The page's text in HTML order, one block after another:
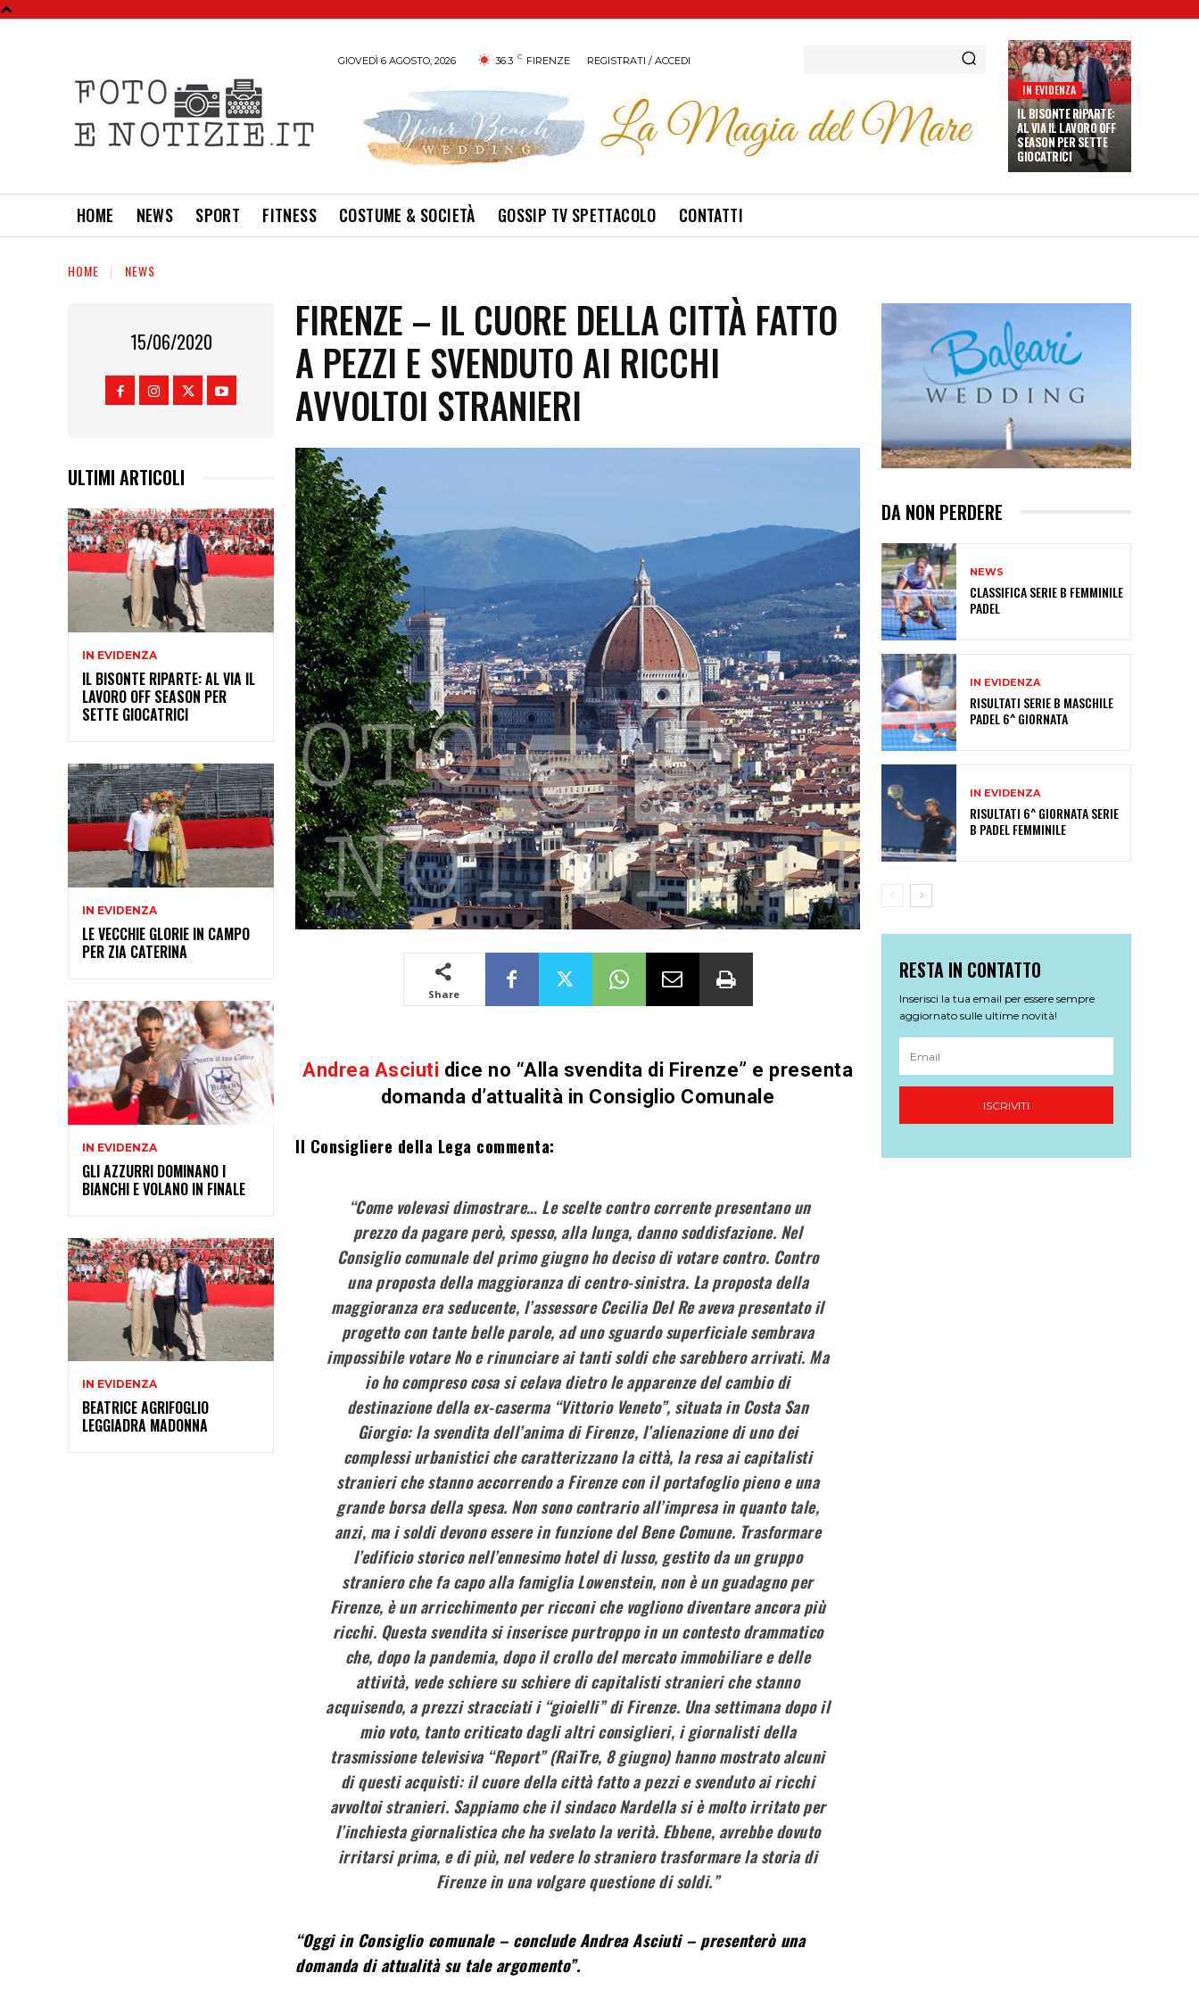
GIOVEDÌ 6 AGOSTO, 2026 36.3 C FIRENZE REGISTRATI / ACCEDI
IN EVIDENZA
IL BISONTE RIPARTE:
AL VIA IL LAVORO OFF
SEASON PER SETTE
GIOCATRICI
HOME NEWS SPORT FITNESS COSTUME & SOCIETÀ GOSSIP TV SPETTACOLO CONTATTI
HOME NEWS
15/06/2020
ULTIMI ARTICOLI
IN EVIDENZA
IL BISONTE RIPARTE: AL VIA IL
LAVORO OFF SEASON PER
SETTE GIOCATRICI
IN EVIDENZA
LE VECCHIE GLORIE IN CAMPO
PER ZIA CATERINA
IN EVIDENZA
GLI AZZURRI DOMINANO I
BIANCHI E VOLANO IN FINALE
IN EVIDENZA
BEATRICE AGRIFOGLIO
LEGGIADRA MADONNA
FIRENZE – IL CUORE DELLA CITTÀ FATTO
A PEZZI E SVENDUTO AI RICCHI
AVVOLTOI STRANIERI
Share
Andrea Asciuti dice no “Alla svendita di Firenze” e presenta
domanda d’attualità in Consiglio Comunale
Il Consigliere della Lega commenta:
“Come volevasi dimostrare… Le scelte contro corrente presentano un
prezzo da pagare però, spesso, alla lunga, danno soddisfazione. Nel
Consiglio comunale del primo giugno ho deciso di votare contro. Contro
una proposta della maggioranza di centro-sinistra. La proposta della
maggioranza era seducente, l’assessore Cecilia Del Re aveva presentato il
progetto con tante belle parole, ad uno sguardo superficiale sembrava
impossibile votare No e rinunciare ai tanti soldi che sarebbero arrivati. Ma
io ho compreso cosa si celava dietro le apparenze del cambio di
destinazione della ex-caserma “Vittorio Veneto”, situata in Costa San
Giorgio: la svendita dell’anima di Firenze, l’alienazione di uno dei
complessi urbanistici che caratterizzano la città, la resa ai capitalisti
stranieri che stanno accorrendo a Firenze con il portafoglio pieno e una
grande borsa della spesa. Non sono contrario all’impresa in quanto tale,
anzi, ma i soldi devono essere in funzione del Bene Comune. Trasformare
l’edificio storico nell’ennesimo hotel di lusso, gestito da un gruppo
straniero che fa capo alla famiglia Lowenstein, non è un guadagno per
Firenze, è un arricchimento per ricconi che vogliono diventare ancora più
ricchi. Questa svendita si inserisce purtroppo in un contesto drammatico
che, dopo la pandemia, dopo il crollo del mercato immobiliare e delle
attività, vede schiere su schiere di capitalisti stranieri che stanno
acquisendo, a prezzi stracciati i “gioielli” di Firenze. Una settimana dopo il
mio voto, tanto criticato dagli altri consiglieri, i giornalisti della
trasmissione televisiva “Report” (RaiTre, 8 giugno) hanno mostrato alcuni
di questi acquisti: il cuore della città fatto a pezzi e svenduto ai ricchi
avvoltoi stranieri. Sappiamo che il sindaco Nardella si è molto irritato per
l’inchiesta giornalistica che ha svelato la verità. Ebbene, avrebbe dovuto
irritarsi prima, e di più, nel vedere lo straniero trasformare la storia di
Firenze in una volgare questione di soldi.”
“Oggi in Consiglio comunale – conclude Andrea Asciuti – presenterò una
domanda di attualità su tale argomento”.
DA NON PERDERE
NEWS
CLASSIFICA SERIE B FEMMINILE
PADEL
IN EVIDENZA
RISULTATI SERIE B MASCHILE
PADEL 6^ GIORNATA
IN EVIDENZA
RISULTATI 6^ GIORNATA SERIE
B PADEL FEMMINILE
RESTA IN CONTATTO
Inserisci la tua email per essere sempre
aggiornato sulle ultime novità!
ISCRIVITI